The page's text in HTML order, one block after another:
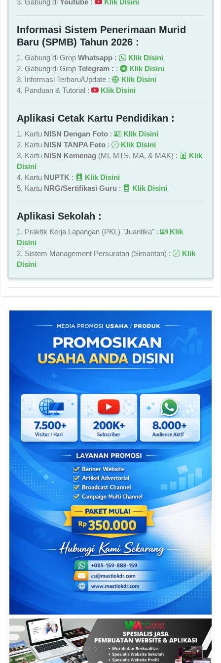
3. Gabung di Youtube : Klik Disini
Informasi Sistem Penerimaan Murid
Baru (SPMB) Tahun 2026 :
1. Gabung di Grop Whatsapp :
Klik Disini
2. Gabung di Grop Telegram : :
Klik Disini
3. Informasi Terbaru/Update :
Klik Disini
4. Panduan & Tutorial :
Klik Disini
Aplikasi Cetak Kartu Pendidikan :
1. Kartu NISN Dengan Foto :
Klik Disini
2. Kartu NISN TANPA Foto :
Klik Disini
3. Kartu NISN Kemenag (MI, MTS, MA, & MAK) :
Klik
Disini
4. Kartu NUPTK :
Klik Disini
5. Kartu NRG/Sertifikasi Guru : Klik Disini
Aplikasi Sekolah :
1. Praktik Kerja Lapangan (PKL) "Juantika" :
Klik
Disini
2. Sistem Management Persuratan (Simantan) :
Klik
Disini